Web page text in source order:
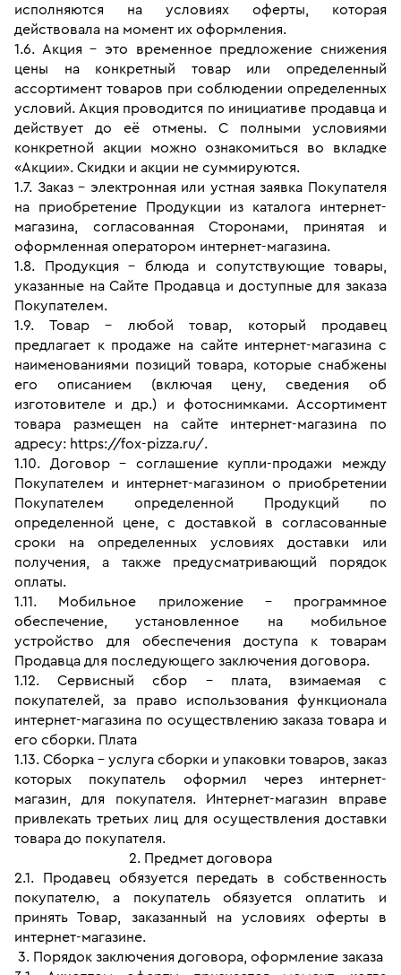
исполняются на условиях оферты, которая
действовала на момент их оформления.
1.6. Акция - это временное предложение снижения
цены на конкретный товар или определенный
ассортимент товаров при соблюдении определенных
условий. Акция проводится по инициативе продавца и
действует до её отмены. С полными условиями
конкретной акции можно ознакомиться во вкладке
«Акции». Скидки и акции не суммируются.
1.7. Заказ - электронная или устная заявка Покупателя
на приобретение Продукции из каталога интернет-
магазина, согласованная Сторонами, принятая и
оформленная оператором интернет-магазина.
1.8. Продукция - блюда и сопутствующие товары,
указанные на Сайте Продавца и доступные для заказа
Покупателем.
1.9. Товар - любой товар, который продавец
предлагает к продаже на сайте интернет-магазина с
наименованиями позиций товара, которые снабжены
его описанием (включая цену, сведения об
изготовителе и др.) и фотоснимками. Ассортимент
товара размещен на сайте интернет-магазина по
адресу: https://fox-pizza.ru/.
1.10. Договор - соглашение купли-продажи между
Покупателем и интернет-магазином о приобретении
Покупателем определенной Продукций по
определенной цене, с доставкой в согласованные
сроки на определенных условиях доставки или
получения, а также предусматривающий порядок
оплаты.
1.11. Мобильное приложение – программное
обеспечение, установленное на мобильное
устройство для обеспечения доступа к товарам
Продавца для последующего заключения договора.
1.12. Сервисный сбор - плата, взимаемая с
покупателей, за право использования функционала
интернет-магазина по осуществлению заказа товара и
его сборки. Плата
1.13. Сборка - услуга сборки и упаковки товаров, заказ
которых покупатель оформил через интернет-
магазин, для покупателя. Интернет-магазин вправе
привлекать третьих лиц для осуществления доставки
товара до покупателя.
2. Предмет договора
2.1. Продавец обязуется передать в собственность
покупателю, а покупатель обязуется оплатить и
принять Товар, заказанный на условиях оферты в
интернет-магазине.
3. Порядок заключения договора, оформление заказа